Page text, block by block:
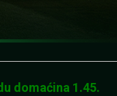
domaćina 1.45.